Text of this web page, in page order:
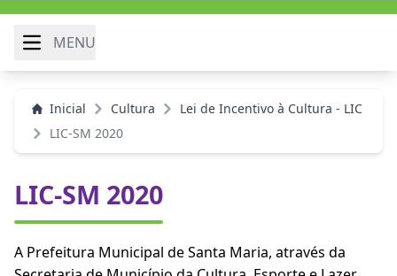
MENU
Inicial Cultura
Lei de Incentivo à Cultura - LIC
LIC-SM 2020
LIC-SM 2020
A Prefeitura Municipal de Santa Maria, através da